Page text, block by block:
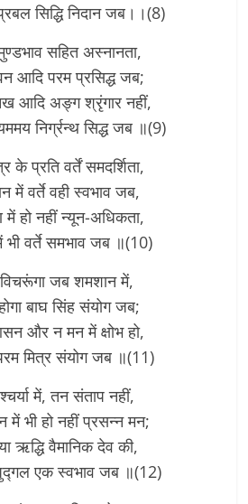
सिद्धि निदान जब।।(8)
सहित अस्नानता,
आदि परम प्रसिद्ध जब;
आदि अङ्ग श्रृंगार नहीं,
निर्ग्रन्थ सिद्ध जब ॥(9)
के प्रति वर्तें समदर्शिता,
में वर्ते वही स्वभाव जब,
हो नहीं न्यून-अधिकता,
भी वर्ते समभाव जब ॥(10)
जब शमशान में,
बाघ सिंह संयोग जब;
और न मन में क्षोभ हो,
मित्र संयोग जब ॥(11)
में, तन संताप नहीं,
भी हो नहीं प्रसन्न मन;
ऋद्धि वैमानिक देव की,
एक स्वभाव जब ॥(12)